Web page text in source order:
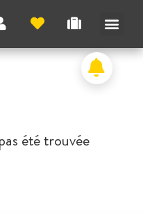
été trouvée